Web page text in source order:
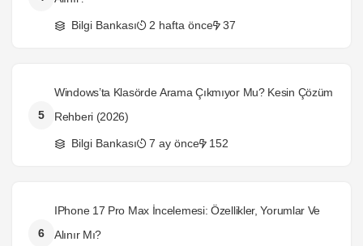
Bilgi Bankası 2 hafta önce 37
5
Windows’ta Klasörde Arama Çıkmıyor Mu? Kesin Çözüm
Rehberi (2026)
Bilgi Bankası 7 ay önce 152
6
IPhone 17 Pro Max İncelemesi: Özellikler, Yorumlar Ve
Alınır Mı?